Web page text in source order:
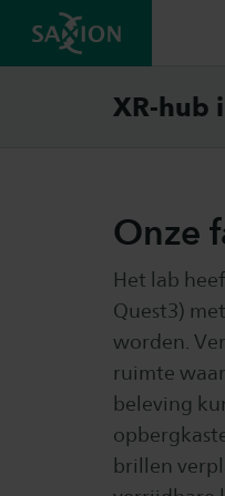
XR-hub
Onze
Het lab
Quest3)
worden.
ruimte
beleving
brillen